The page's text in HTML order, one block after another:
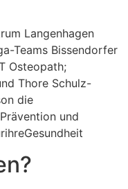
Langenhagen
Teams Bissendorfer
Osteopath;
Thore Schulz-
die
und